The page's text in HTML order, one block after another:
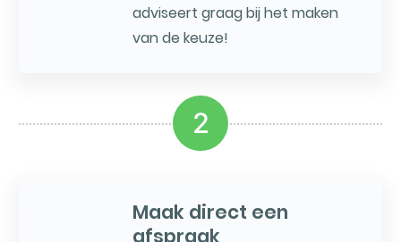
adviseert graag bij het maken
van de keuze!
2
Maak direct een
afspraak